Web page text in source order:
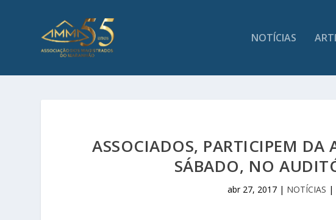
NOTÍCIAS
ASSOCIADOS, PARTICIPEM DA
SÁBADO, NO
abr 27, 2017| NOTÍCIAS |